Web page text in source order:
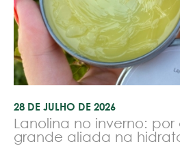
28 DE JULHO DE 2026
Lanolina no inverno:
grande aliada na